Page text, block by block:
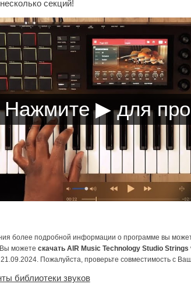
секций!
более подробной информации о программе вы
Вы можете скачать AIR Music Technology Studio Strings
Пожалуйста, проверьте совместимость с
библиотеки звуков